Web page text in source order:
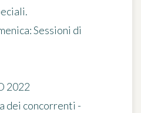
Sessioni di
2022
dei concorrenti -